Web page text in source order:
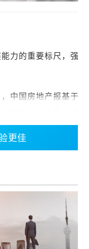
力的重要标尺，强
中国房地产报基于
市房企候选池，根
、董事会构成质量
资产收益率、市值
年度中国上市房
事会表现呈现“强
市房企最佳董事会
有制企业持续主导
更佳